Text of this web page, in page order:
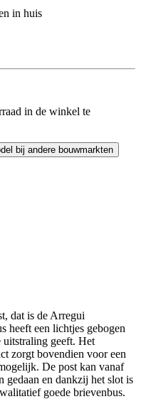
in huis
in de winkel te
bij andere bouwmarkten
dat is de Arregui
heeft een lichtjes gebogen
uitstraling geeft. Het
zorgt bovendien voor een
De post kan vanaf
gedaan en dankzij het slot is
goede brievenbus.